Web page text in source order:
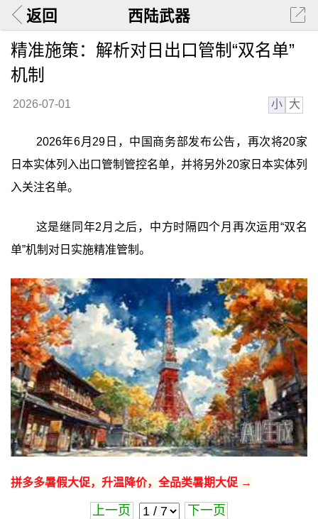
返回 西陆武器
精准施策：解析对日出口管制“双名单”
机制
2026-07-01 小 大
2026年6月29日，中国商务部发布公告，再次将20家
日本实体列入出口管制管控名单，并将另外20家日本实体列
入关注名单。
这是继同年2月之后，中方时隔四个月再次运用“双名
单”机制对日实施精准管制。
拼多多暑假大促，升温降价，全品类暑期大促 →
上一页 下一页